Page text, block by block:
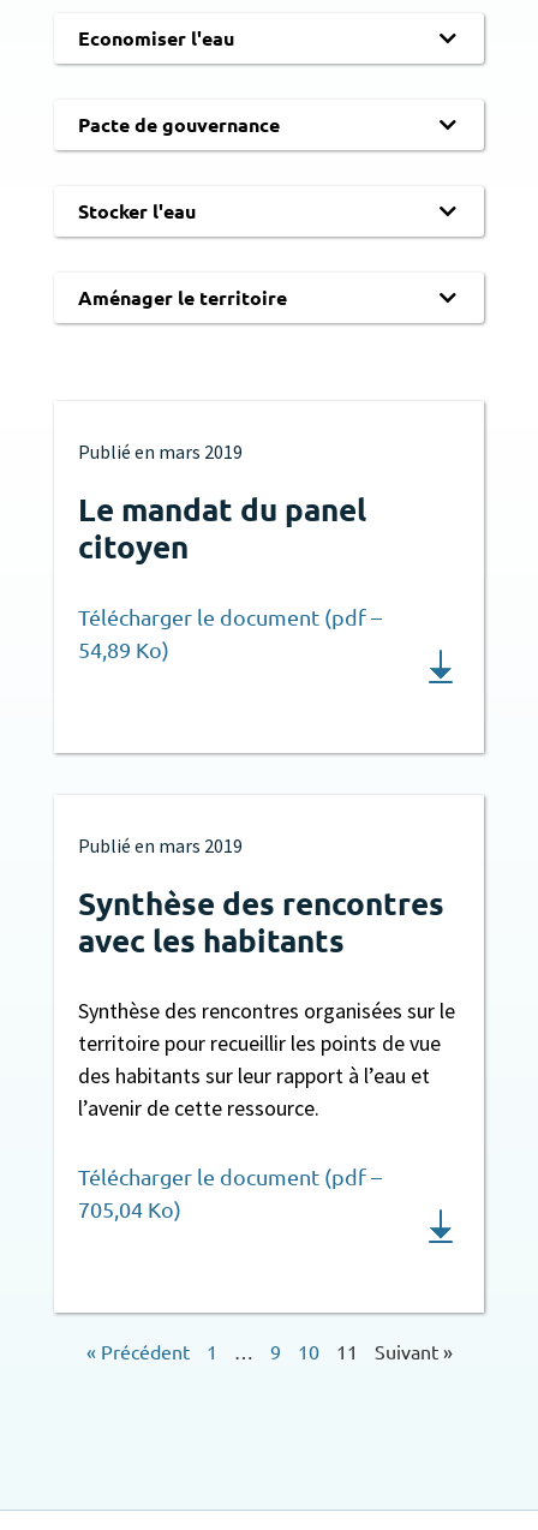
Economiser l'eau
Pacte de gouvernance
Stocker l'eau
Aménager le territoire
Publié en mars 2019
Le mandat du panel
citoyen
Télécharger le document (pdf –
54,89 Ko)
Publié en mars 2019
Synthèse des rencontres
avec les habitants
Synthèse des rencontres organisées sur le
territoire pour recueillir les points de vue
des habitants sur leur rapport à l’eau et
l’avenir de cette ressource.
Télécharger le document (pdf –
705,04 Ko)
« Précédent 1 … 9 10 11 Suivant »